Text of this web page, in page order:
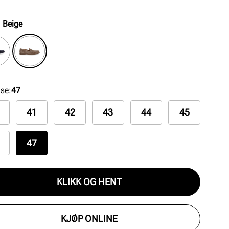
i helsøpt gummi er ekstra myk og fleksibel,
gjør loaferen ekstra komfortabel.
Beige
:47
41 42 43 44 45
47
KLIKK OG HENT
KJØP ONLINE